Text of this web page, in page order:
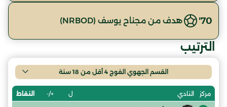
70' هدف من مجناح يوسف (NRBOD)
الترتيب
القسم الجهوي الفوج 4 أقل من 18 سنة
مركز النادي ل +/- النقاط